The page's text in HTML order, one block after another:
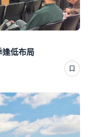
逢低布局